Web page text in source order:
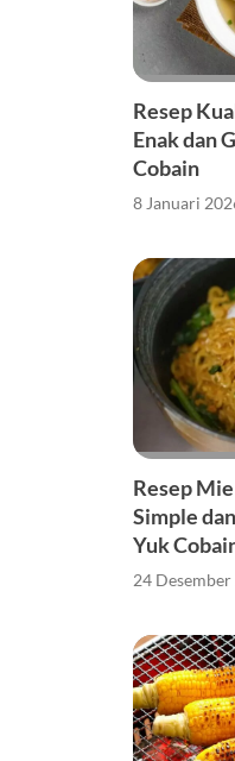
Resep
Enak dan
Cobain
8 Januari
Resep
Simple
Yuk
24